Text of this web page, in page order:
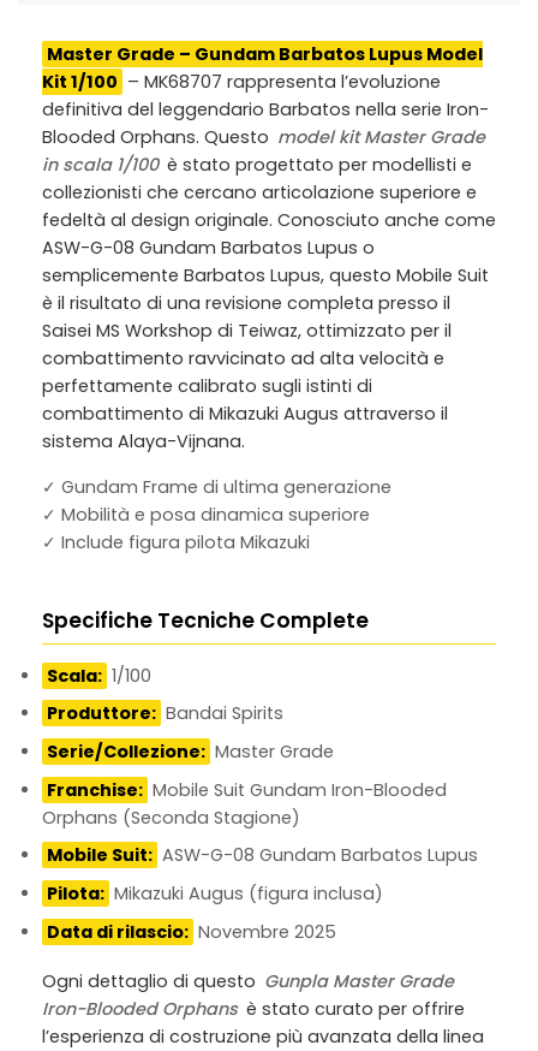
Master Grade – Gundam Barbatos Lupus Model
Kit 1/100 – MK68707 rappresenta l’evoluzione
definitiva del leggendario Barbatos nella serie Iron-
Blooded Orphans. Questo model kit Master Grade
in scala 1/100 è stato progettato per modellisti e
collezionisti che cercano articolazione superiore e
fedeltà al design originale. Conosciuto anche come
ASW-G-08 Gundam Barbatos Lupus o
semplicemente Barbatos Lupus, questo Mobile Suit
è il risultato di una revisione completa presso il
Saisei MS Workshop di Teiwaz, ottimizzato per il
combattimento ravvicinato ad alta velocità e
perfettamente calibrato sugli istinti di
combattimento di Mikazuki Augus attraverso il
sistema Alaya-Vijnana.
✓ Gundam Frame di ultima generazione
✓ Mobilità e posa dinamica superiore
✓ Include figura pilota Mikazuki
Specifiche Tecniche Complete
Scala: 1/100
Produttore: Bandai Spirits
Serie/Collezione: Master Grade
Franchise: Mobile Suit Gundam Iron-Blooded
Orphans (Seconda Stagione)
Mobile Suit: ASW-G-08 Gundam Barbatos Lupus
Pilota: Mikazuki Augus (figura inclusa)
Data di rilascio: Novembre 2025
Ogni dettaglio di questo Gunpla Master Grade
Iron-Blooded Orphans è stato curato per offrire
l’esperienza di costruzione più avanzata della linea